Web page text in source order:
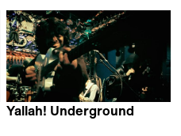
Yallah! Underground